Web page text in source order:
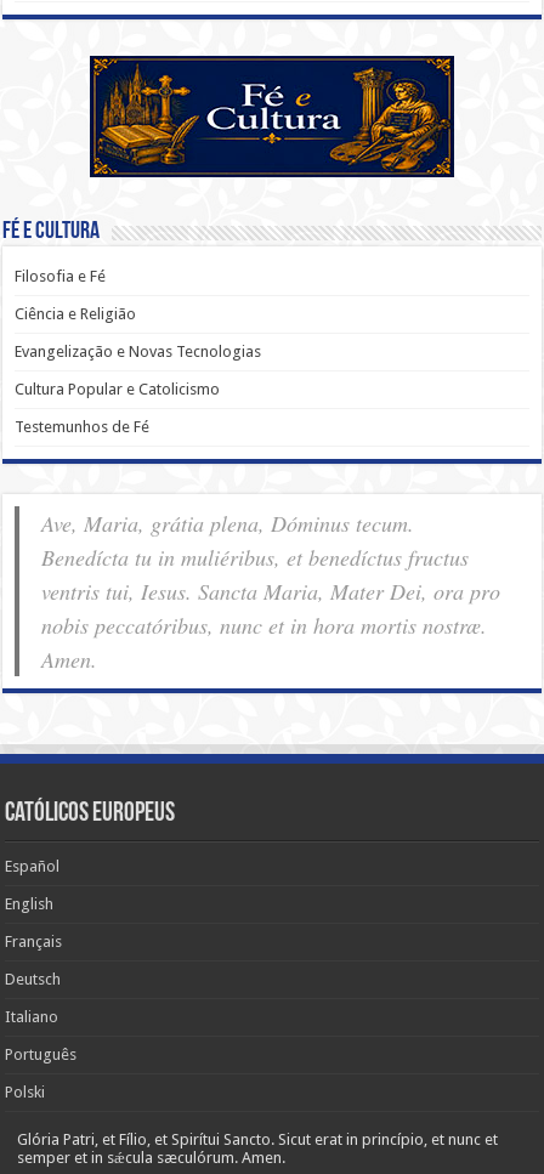
Fé e Cultura
Filosofia e Fé
Ciência e Religião
Evangelização e Novas Tecnologias
Cultura Popular e Catolicismo
Testemunhos de Fé
Ave, Maria, grátia plena, Dóminus tecum.
Benedícta tu in muliéribus, et benedíctus fructus
ventris tui, Iesus. Sancta Maria, Mater Dei, ora pro
nobis pec­ca­tóribus, nunc et in hora mortis nostræ.
Amen.
Católicos Europeus
Español
English
Français
Deutsch
Italiano
Português
Polski
Glória Patri, et Fílio, et Spirítui Sancto. Sicut erat in princípio, et nunc et
semper et in sǽcula sæculórum. Amen.